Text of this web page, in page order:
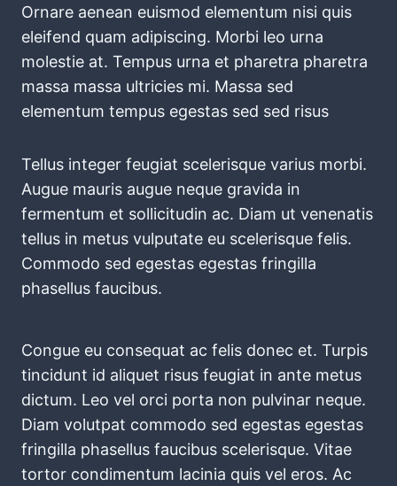
Ornare aenean euismod elementum nisi quis
eleifend quam adipiscing. Morbi leo urna
molestie at. Tempus urna et pharetra pharetra
massa massa ultricies mi. Massa sed
elementum tempus egestas sed sed risus
Tellus integer feugiat scelerisque varius morbi.
Augue mauris augue neque gravida in
fermentum et sollicitudin ac. Diam ut venenatis
tellus in metus vulputate eu scelerisque felis.
Commodo sed egestas egestas fringilla
phasellus faucibus.
Congue eu consequat ac felis donec et. Turpis
tincidunt id aliquet risus feugiat in ante metus
dictum. Leo vel orci porta non pulvinar neque.
Diam volutpat commodo sed egestas egestas
fringilla phasellus faucibus scelerisque. Vitae
tortor condimentum lacinia quis vel eros. Ac